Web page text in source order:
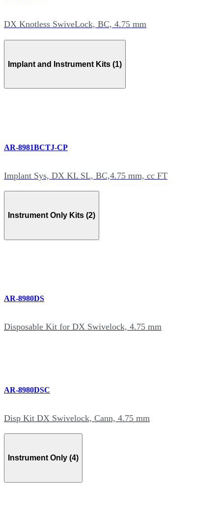
DX Knotless SwiveLock, BC, 4.75 mm
Implant and Instrument Kits (1)
AR-8981BCTJ-CP
Implant Sys, DX KL SL, BC,4.75 mm, cc FT
Instrument Only Kits (2)
AR-8980DS
Disposable Kit for DX Swivelock, 4.75 mm
AR-8980DSC
Disp Kit DX Swivelock, Cann, 4.75 mm
Instrument Only (4)